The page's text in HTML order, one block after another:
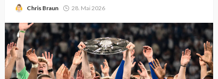
Chris Braun 28. Mai 2026